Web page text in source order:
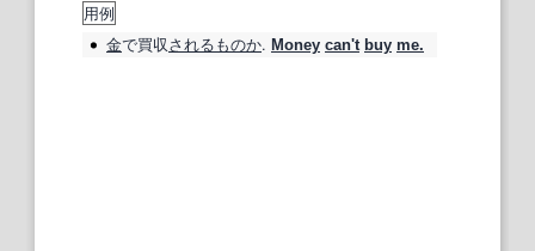
用例
金で買収されるものか. Money can't buy me.